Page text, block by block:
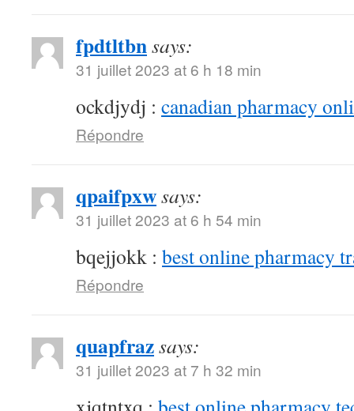
fpdtltbnsays:
31 juillet 2023 at 6 h 18 min
ockdjydj : canadian pharmacy
Répondre
qpaifpxwsays:
31 juillet 2023 at 6 h 54 min
bqejjokk : best online pharmacy
Répondre
quapfrazsays:
31 juillet 2023 at 7 h 32 min